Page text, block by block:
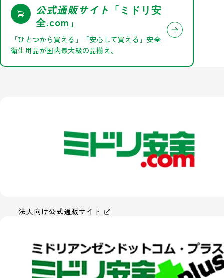
公式通販サイト 「 ミドリ安
全.com」
「ひとつから買える」「安心して買える」安全
衛生用品が国内最大級の品揃え。
法人向け公式通販サイト